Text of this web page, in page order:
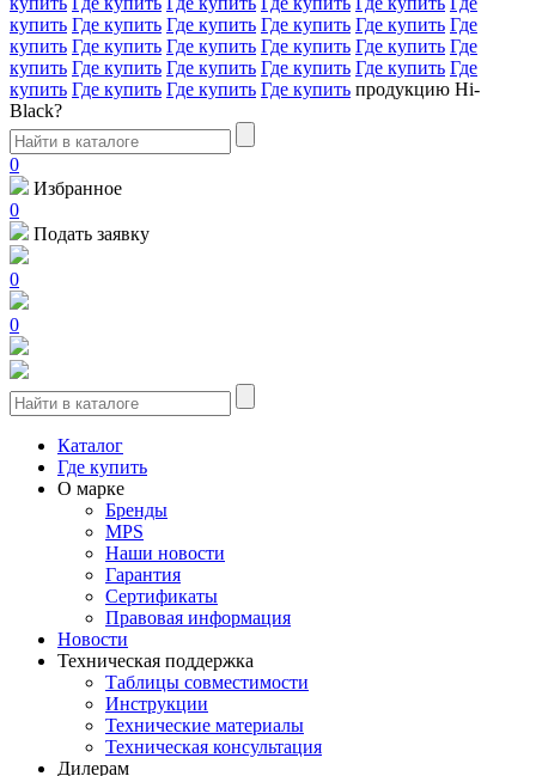
купить Где купить Где купить Где купить Где купить Где
купить Где купить Где купить Где купить Где купить Где
купить Где купить Где купить Где купить Где купить Где
купить Где купить Где купить Где купить продукцию Hi-
Black?
0
Избранное
0
Подать заявку
0
0
Каталог
Где купить
О марке
Бренды
MPS
Наши новости
Гарантия
Сертификаты
Правовая информация
Новости
Техническая поддержка
Таблицы совместимости
Инструкции
Технические материалы
Техническая консультация
Дилерам